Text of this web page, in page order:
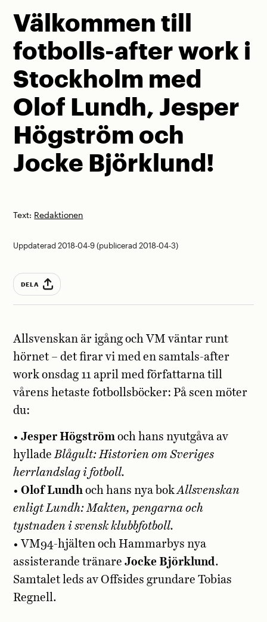
Välkommen till
fotbolls-after work i
Stockholm med
Olof Lundh, Jesper
Högström och
Jocke Björklund!
Text: Redaktionen
Uppdaterad 2018-04-9 (publicerad 2018-04-3)
DELA
Allsvenskan är igång och VM väntar runt
hörnet – det firar vi med en samtals-after
work onsdag 11 april med författarna till
vårens hetaste fotbollsböcker: På scen möter
du:
•Jesper Högström och hans nyutgåva av
hylladeBlågult: Historien om Sveriges
herrlandslag i fotboll.
•Olof Lundh och hans nya bokAllsvenskan
enligt Lundh: Makten, pengarna och
tystnaden i svensk klubbfotboll.
• VM94-hjälten och Hammarbys nya
assisterande tränareJocke Björklund.
Samtalet leds av Offsides grundare Tobias
Regnell.